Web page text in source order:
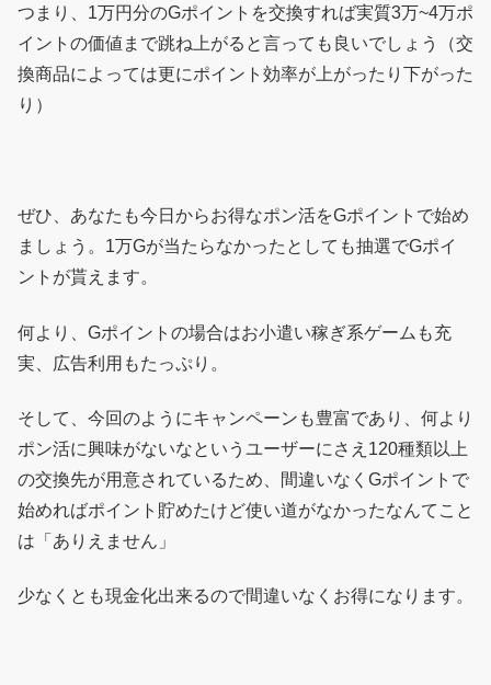
つまり、1万円分のGポイントを交換すれば実質3万~4万ポ
イントの価値まで跳ね上がると言っても良いでしょう（交
換商品によっては更にポイント効率が上がったり下がった
り）
ぜひ、あなたも今日からお得なポン活をGポイントで始め
ましょう。1万Gが当たらなかったとしても抽選でGポイ
ントが貰えます。
何より、Gポイントの場合はお小遣い稼ぎ系ゲームも充
実、広告利用もたっぷり。
そして、今回のようにキャンペーンも豊富であり、何より
ポン活に興味がないなというユーザーにさえ120種類以上
の交換先が用意されているため、間違いなくGポイントで
始めればポイント貯めたけど使い道がなかったなんてこと
は「ありえません」
少なくとも現金化出来るので間違いなくお得になります。